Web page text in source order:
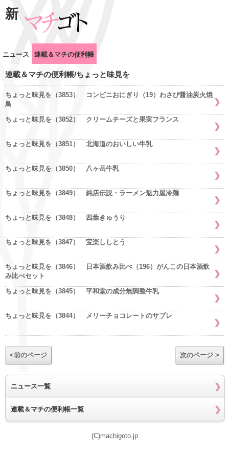
新
ニュース 連載＆マチの便利帳
連載＆マチの便利帳/ちょっと味見を
ちょっと味見を（3853） コンビニおにぎり（19）わさび醤油炭火焼
鳥
ちょっと味見を（3852） クリームチーズと果実フランス
ちょっと味見を（3851） 北海道のおいしい牛乳
ちょっと味見を（3850） 八ヶ岳牛乳
ちょっと味見を（3849） 銘店伝説・ラーメン魁力屋冷麺
ちょっと味見を（3848） 四葉きゅうり
ちょっと味見を（3847） 宝楽ししとう
ちょっと味見を（3846） 日本酒飲み比べ（196）がんこの日本酒飲
み比べセット
ちょっと味見を（3845） 平和堂の成分無調整牛乳
ちょっと味見を（3844） メリーチョコレートのサブレ
<前のページ 次のページ >
ニュース一覧
連載＆マチの便利帳一覧
(C)machigoto.jp